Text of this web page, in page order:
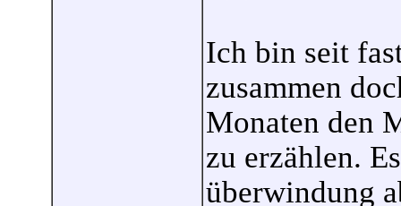
Ich bin seit
zusammen
Monaten den
zu erzählen.
überwindung